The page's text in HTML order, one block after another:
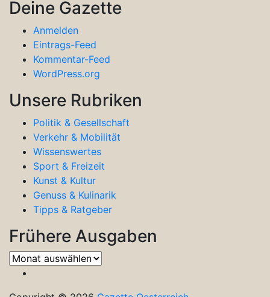
Deine Gazette
Anmelden
Eintrags-Feed
Kommentar-Feed
WordPress.org
Unsere Rubriken
Politik & Gesellschaft
Verkehr & Mobilität
Wissenswertes
Sport & Freizeit
Kunst & Kultur
Genuss & Kulinarik
Tipps & Ratgeber
Frühere Ausgaben
Frühere
Ausgaben